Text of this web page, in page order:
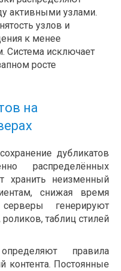
активными узлами.
узлов и
к менее
исключает
росте
на
дубликатов
распределённых
хранить неизменный
снижая время
генерируют
таблиц стилей
правила
контента. Постоянные